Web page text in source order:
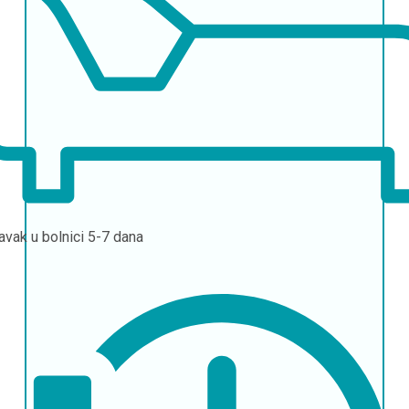
u bolnici 5-7 dana